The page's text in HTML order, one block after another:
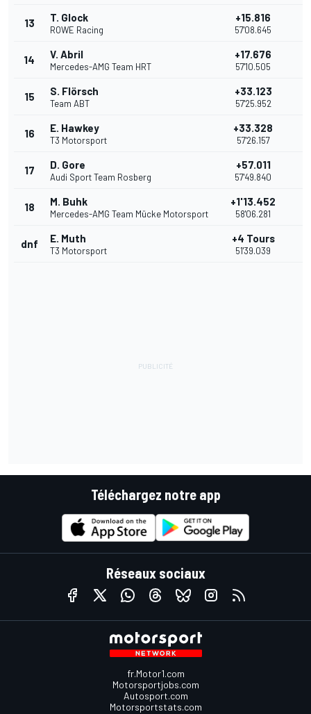
13 T. Glock
ROWE Racing
+15.816
57'08.645
14 V. Abril
Mercedes-AMG Team HRT
+17.676
57'10.505
15 S. Flörsch
Team ABT
+33.123
57'25.952
16 E. Hawkey
T3 Motorsport
+33.328
57'26.157
17 D. Gore
Audi Sport Team Rosberg
+57.011
57'49.840
18 M. Buhk
Mercedes-AMG Team Mücke Motorsport
+1'13.452
58'06.281
dnf E. Muth
T3 Motorsport
+4 Tours
51'39.039
Téléchargez notre app
Réseaux sociaux
fr.Motor1.com
Motorsportjobs.com
Autosport.com
Motorsportstats.com